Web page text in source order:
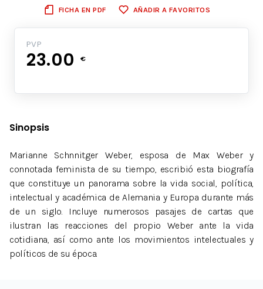
FICHA EN PDF AÑADIR A FAVORITOS
PVP
23.00 €
Sinopsis
Marianne Schnnitger Weber, esposa de Max Weber y
connotada feminista de su tiempo, escribió esta biografía
que constituye un panorama sobre la vida social, política,
intelectual y académica de Alemania y Europa durante más
de un siglo. Incluye numerosos pasajes de cartas que
ilustran las reacciones del propio Weber ante la vida
cotidiana, así como ante los movimientos intelectuales y
políticos de su época.